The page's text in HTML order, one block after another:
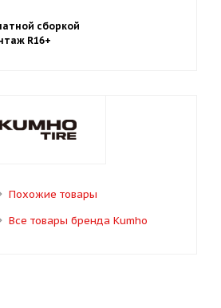
сборкой
R16+
Похожие товары
Все товары бренда Kumho